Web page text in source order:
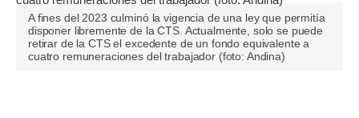
Opinión
Editorial
A fines del 2023 culminó la vigencia de una ley que permitía
disponer libremente de la CTS. Actualmente, solo se puede
retirar de la CTS el excedente de un fondo equivalente a
cuatro remuneraciones del trabajador (foto: Andina)